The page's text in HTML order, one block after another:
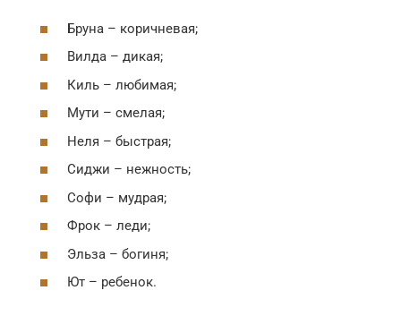
Бруна – коричневая;
Вилда – дикая;
Киль – любимая;
Мути – смелая;
Неля – быстрая;
Сиджи – нежность;
Софи – мудрая;
Фрок – леди;
Эльза – богиня;
Ют – ребенок.